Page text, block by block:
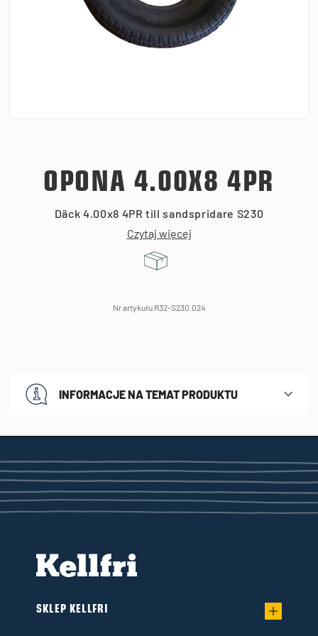
OPONA 4.00X8 4PR
Däck 4.00x8 4PR till sandspridare S230
Czytaj więcej
Nr artykułu R32-S230.024
INFORMACJE NA TEMAT PRODUKTU
SKLEP KELLFRI